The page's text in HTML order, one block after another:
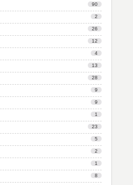
90
2
26
12
4
13
28
9
9
1
23
5
2
1
8